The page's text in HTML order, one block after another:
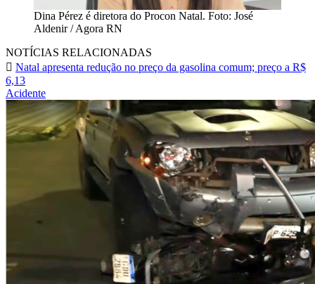
Dina Pérez é diretora do Procon Natal. Foto: José
Aldenir / Agora RN
NOTÍCIAS RELACIONADAS
Natal apresenta redução no preço da gasolina comum; preço a R$
6,13
Acidente